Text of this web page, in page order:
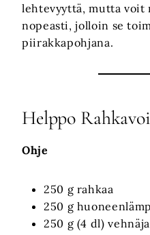
lehtevyyttä, mutta voit
nopeasti, jolloin se
piirakkapohjana.
Helppo
Ohje
250 g rahkaa
250 g
250 g (4 dl)